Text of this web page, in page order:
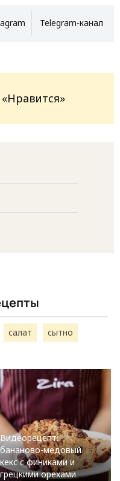
Telegram-канал
салат сытно
Видеорецепт:
бананово-медовый
кекс с финиками и
грецкими орехами